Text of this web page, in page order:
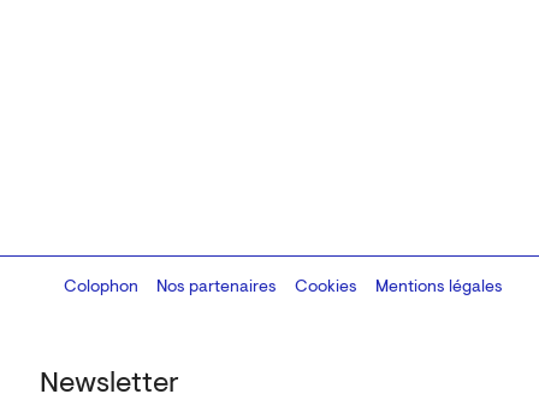
Newsletter
Colophon
Design:Marcel Kaczmarek, code:8080.studio
Nos partenaires Cookies Mentions légales